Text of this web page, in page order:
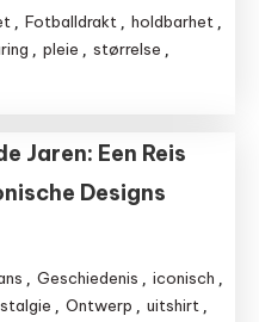
, Fotballdrakt , holdbarhet ,
, pleie , størrelse ,
Jaren: Een Reis
Designs
, Geschiedenis , iconisch ,
, Ontwerp , uitshirt ,